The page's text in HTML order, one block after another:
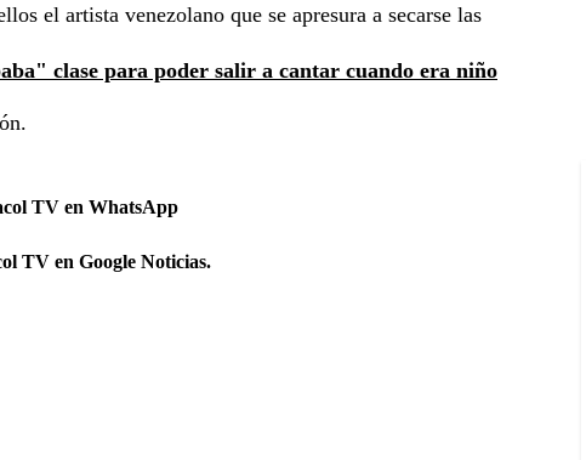
el artista venezolano que se apresura a secarse las
clase para poder salir a cantar cuando era niño
TV en WhatsApp
TV en Google Noticias.